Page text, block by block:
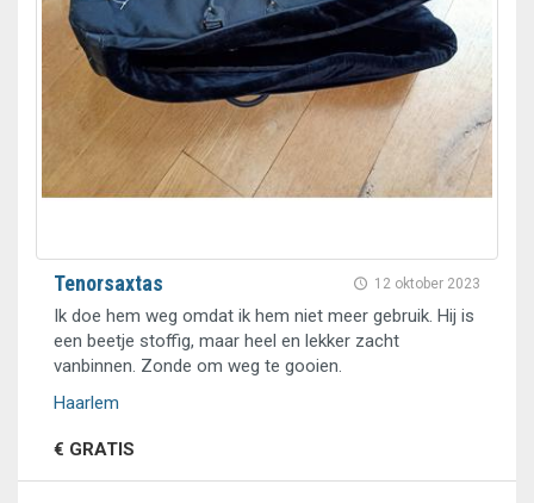
12 oktober 2023
Tenorsaxtas
Ik doe hem weg omdat ik hem niet meer gebruik. Hij is
een beetje stoffig, maar heel en lekker zacht
vanbinnen. Zonde om weg te gooien.
Haarlem
€ GRATIS